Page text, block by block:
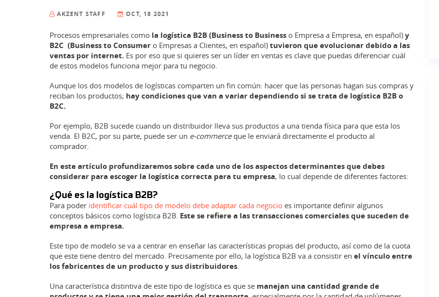
AKZENT STAFF OCT, 18 2021
Procesos empresariales como la logística B2B (Business to Business o Empresa a Empresa, en español) y
B2C (Business to Consumer o Empresas a Clientes, en español) tuvieron que evolucionar debido a las
ventas por internet. Es por eso que si quieres ser un líder en ventas es clave que puedas diferenciar cuál
de estos modelos funciona mejor para tu negocio.
Aunque los dos modelos de logísticas comparten un fin común: hacer que las personas hagan sus compras y
reciban los productos; hay condiciones que van a variar dependiendo si se trata de logística B2B o
B2C.
Por ejemplo, B2B sucede cuando un distribuidor lleva sus productos a una tienda física para que esta los
venda. El B2C, por su parte, puede ser un e-commerce que le enviará directamente el producto al
comprador.
En este artículo profundizaremos sobre cada uno de los aspectos determinantes que debes
considerar para escoger la logística correcta para tu empresa, lo cual depende de diferentes factores:
¿Qué es la logística B2B?
Para poder identificar cuál tipo de modelo debe adaptar cada negocio es importante definir algunos
conceptos básicos como logística B2B. Este se refiere a las transacciones comerciales que suceden de
empresa a empresa.
Este tipo de modelo se va a centrar en enseñar las características propias del producto, así como de la cuota
que este tiene dentro del mercado. Precisamente por ello, la logística B2B va a consistir en el vínculo entre
los fabricantes de un producto y sus distribuidores
Una característica distintiva de este tipo de logística es que se manejan una cantidad grande de